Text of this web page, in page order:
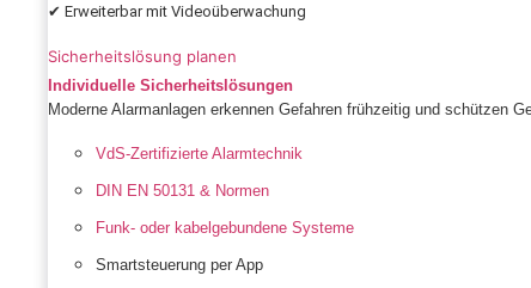
✔ Erweiterbar mit Videoüberwachung
Sicherheitslösung planen
Individuelle Sicherheitslösungen
Moderne Alarmanlagen erkennen Gefahren frühzeitig und schützen
VdS-Zertifizierte Alarmtechnik
DIN EN 50131 & Normen
Funk- oder kabelgebundene Systeme
Smartsteuerung per App